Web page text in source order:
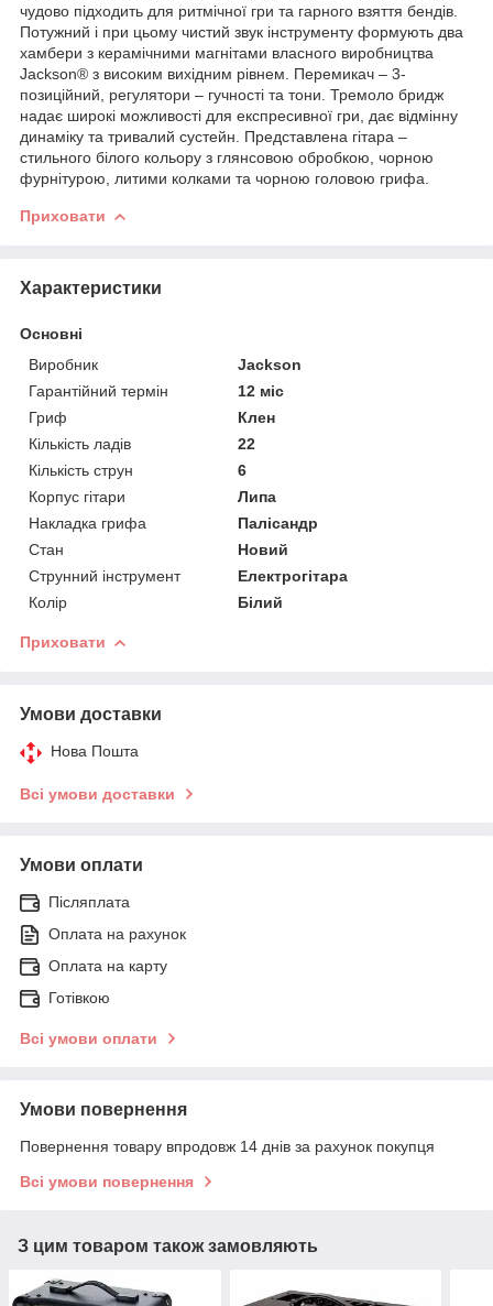
чудово підходить для ритмічної гри та гарного взяття бендів.
Потужний і при цьому чистий звук інструменту формують два
хамбери з керамічними магнітами власного виробництва
Jackson® з високим вихідним рівнем. Перемикач – 3-
позиційний, регулятори – гучності та тони. Тремоло бридж
надає широкі можливості для експресивної гри, дає відмінну
динаміку та тривалий сустейн. Представлена гітара –
стильного білого кольору з глянсовою обробкою, чорною
фурнітурою, литими колками та чорною головою грифа.
Приховати
Характеристики
Основні
Виробник
Jackson
Гарантійний термін
12 міс
Гриф
Клен
Кількість ладів
22
Кількість струн
6
Корпус гітари
Липа
Накладка грифа
Палісандр
Стан
Новий
Струнний інструмент
Електрогітара
Колір
Білий
Приховати
Умови доставки
Нова Пошта
Всі умови доставки
Умови оплати
Післяплата
Оплата на рахунок
Оплата на карту
Готівкою
Всі умови оплати
Умови повернення
Повернення товару впродовж 14 днів за рахунок покупця
Всі умови повернення
З цим товаром також замовляють